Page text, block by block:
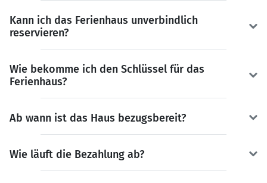
Kann ich das Ferienhaus unverbindlich
reservieren?
Wie bekomme ich den Schlüssel für das
Ferienhaus?
Ab wann ist das Haus bezugsbereit?
Wie läuft die Bezahlung ab?